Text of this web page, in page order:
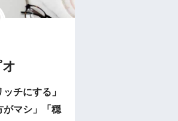
チにする」
がマシ」「穏